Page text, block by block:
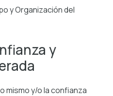
y Organización del
y
mismo y/o la confianza